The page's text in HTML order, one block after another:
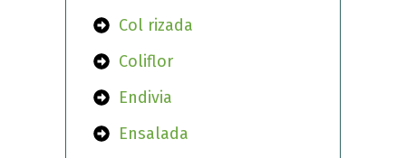
Col rizada
Coliflor
Endivia
Ensalada